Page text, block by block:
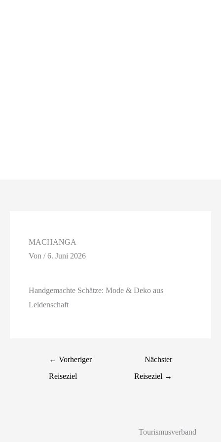
MACHANGA
Von/6. Juni 2026
Handgemachte Schätze: Mode & Deko aus
Leidenschaft
← Vorheriger
Reiseziel
Nächster
Reiseziel →
Tourismusverband